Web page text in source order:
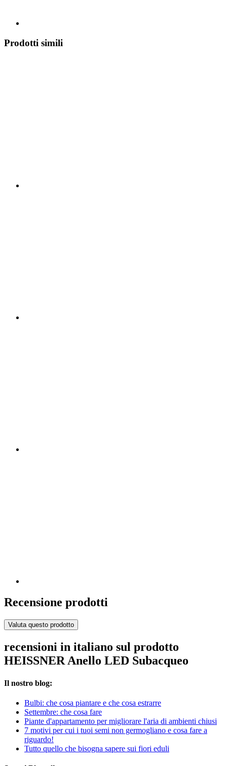
Prodotti simili
Recensione prodotti
Valuta questo prodotto
recensioni in italiano sul prodotto
HEISSNER Anello LED Subacqueo
Il nostro blog:
Bulbi: che cosa piantare e che cosa estrarre
Settembre: che cosa fare
Piante d'appartamento per migliorare l'aria di ambienti chiusi
7 motivi per cui i tuoi semi non germogliano e cosa fare a
riguardo!
Tutto quello che bisogna sapere sui fiori eduli